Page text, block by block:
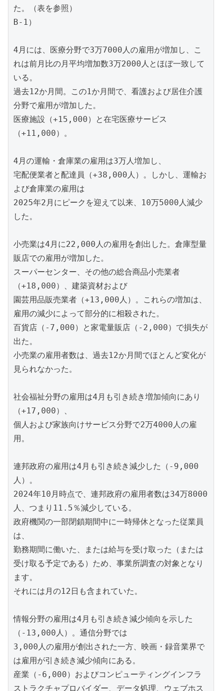
た。（表を参照）
B-1）
4月には、医療分野で3万7000人の雇用が増加し、こ
れは前月比の月平均増加数3万2000人とほぼ一致して
いる。
過去12か月間。この1か月間で、看護および居住介護
分野で雇用が増加した。
医療施設（+15,000）と在宅医療サービス
（+11,000）。
4月の運輸・倉庫業の雇用は3万人増加し、
宅配便業者と配達員（+38,000人）。しかし、運輸お
よび倉庫業の雇用は
2025年2月にピークを迎えて以来、10万5000人減少
した。
小売業は4月に22,000人の雇用を創出した。倉庫型量
販店での雇用が増加した。
スーパーセンター、その他の総合商品小売業者
（+18,000）、建築資材および
園芸用品販売業者（+13,000人）。これらの増加は、
雇用の減少によって部分的に相殺された。
百貨店（-7,000）と家電量販店（-2,000）で損失が
出た。
小売業の雇用者数は、過去12か月間でほとんど変化が
見られなかった。
社会福祉分野の雇用は4月も引き続き増加傾向にあり
（+17,000）、
個人および家族向けサービス分野で2万4000人の雇
用。
連邦政府の雇用は4月も引き続き減少した（-9,000
人）。
2024年10月時点で、連邦政府の雇用者数は34万8000
人、つまり11.5％減少している。
政府機関の一部閉鎖期間中に一時帰休となった従業員
は、
勤務期間に働いた、または給与を受け取った（または
受け取る予定である）ため、事業所調査の対象となり
ます。
それには月の12日も含まれていた。
情報分野の雇用は4月も引き続き減少傾向を示した
（-13,000人）。通信分野では
3,000人の雇用が創出された一方、映画・録音業界で
は雇用が引き続き減少傾向にある。
産業（-6,000）およびコンピューティングインフラ
ストラクチャプロバイダー、データ処理、ウェブホス